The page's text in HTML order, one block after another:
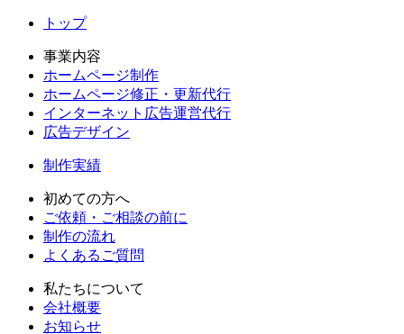
トップ
事業内容
ホームページ制作
ホームページ修正・更新代行
インターネット広告運営代行
広告デザイン
制作実績
初めての方へ
ご依頼・ご相談の前に
制作の流れ
よくあるご質問
私たちについて
会社概要
お知らせ